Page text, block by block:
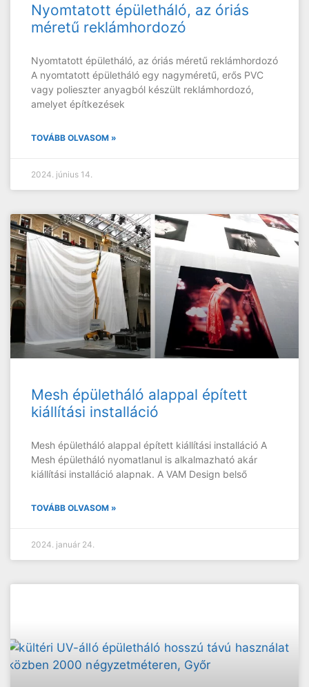
Nyomtatott épületháló, az óriás
méretű reklámhordozó
Nyomtatott épületháló, az óriás méretű reklámhordozó
A nyomtatott épületháló egy nagyméretű, erős PVC
vagy polieszter anyagból készült reklámhordozó,
amelyet építkezések
TOVÁBB OLVASOM »
2024. június 14.
Mesh épületháló alappal épített
kiállítási installáció
Mesh épületháló alappal épített kiállítási installáció A
Mesh épületháló nyomatlanul is alkalmazható akár
kiállítási installáció alapnak. A VAM Design belső
TOVÁBB OLVASOM »
2024. január 24.